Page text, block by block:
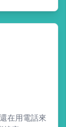
在用電話來